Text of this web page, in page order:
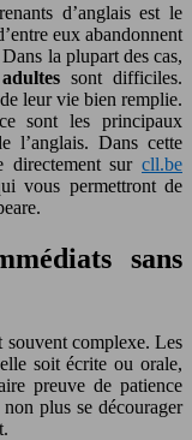
d’anglais est le
eux abandonnent
la plupart des cas,
sont difficiles.
leur vie bien remplie.
sont les principaux
l’anglais. Dans cette
directement sur cll.be
vous permettront de
sans
souvent complexe. Les
soit écrite ou orale,
preuve de patience
plus se décourager